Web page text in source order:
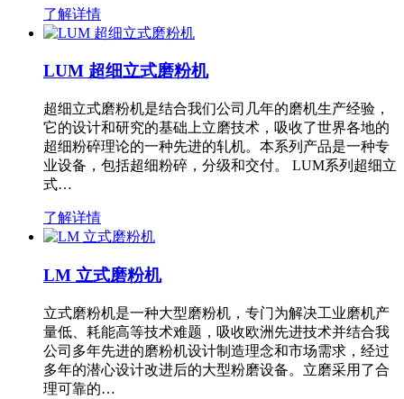
了解详情
LUM 超细立式磨粉机
超细立式磨粉机是结合我们公司几年的磨机生产经验，
它的设计和研究的基础上立磨技术，吸收了世界各地的
超细粉碎理论的一种先进的轧机。本系列产品是一种专
业设备，包括超细粉碎，分级和交付。 LUM系列超细立
式…
了解详情
LM 立式磨粉机
立式磨粉机是一种大型磨粉机，专门为解决工业磨机产
量低、耗能高等技术难题，吸收欧洲先进技术并结合我
公司多年先进的磨粉机设计制造理念和市场需求，经过
多年的潜心设计改进后的大型粉磨设备。立磨采用了合
理可靠的…